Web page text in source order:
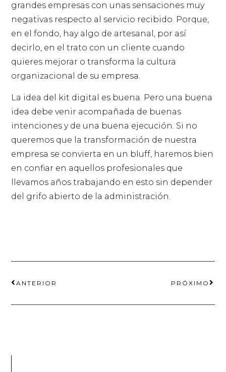
grandes empresas con unas sensaciones muy
negativas respecto al servicio recibido. Porque,
en el fondo, hay algo de artesanal, por así
decirlo, en el trato con un cliente cuando
quieres mejorar o transforma la cultura
organizacional de su empresa.
La idea del kit digital es buena. Pero una buena
idea debe venir acompañada de buenas
intenciones y de una buena ejecución. Si no
queremos que la transformación de nuestra
empresa se convierta en un bluff, haremos bien
en confiar en aquellos profesionales que
llevamos años trabajando en esto sin depender
del grifo abierto de la administración.
ANTERIOR PRÓXIMO